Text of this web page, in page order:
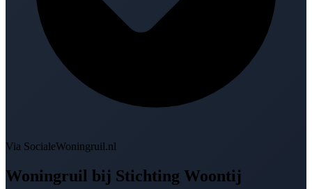
Via SocialeWoningruil.nl
Woningruil bij Stichting Woontij